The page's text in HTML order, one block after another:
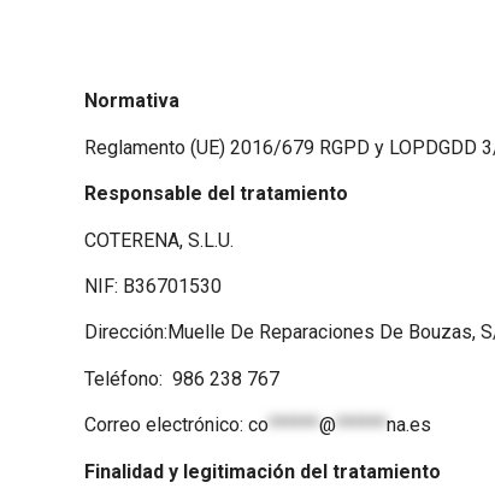
Normativa
Reglamento (UE) 2016/679 RGPD y LOPDGDD
Responsable del tratamiento
COTERENA, S.L.U.
NIF: B36701530
Dirección:Muelle De Reparaciones De Bouzas,
Teléfono: 986 238 767
Correo electrónico: co******@******na.es
Finalidad y legitimación del tratamiento